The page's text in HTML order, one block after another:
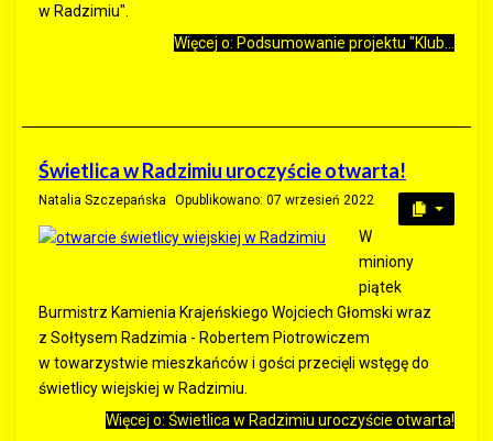
w Radzimiu".
Więcej o: Podsumowanie projektu "Klub...
Świetlica w Radzimiu uroczyście otwarta!
Natalia Szczepańska Opublikowano: 07 wrzesień 2022
W
miniony
piątek
Burmistrz Kamienia Krajeńskiego Wojciech Głomski wraz
z Sołtysem Radzimia - Robertem Piotrowiczem
w towarzystwie mieszkańców i gości przecięli wstęgę do
świetlicy wiejskiej w Radzimiu.
Więcej o: Świetlica w Radzimiu uroczyście otwarta!